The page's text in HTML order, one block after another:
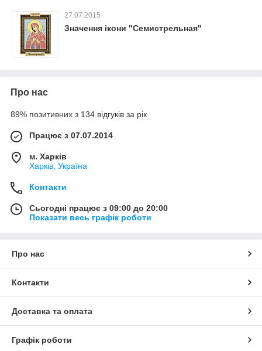
27.07.2015
Значення ікони "Семистрельная"
Про нас
89% позитивних з 134 відгуків за рік
Працює з 07.07.2014
м. Харків
Харків, Україна
Контакти
Сьогодні працює з 09:00 до 20:00
Показати весь графік роботи
Про нас
Контакти
Доставка та оплата
Графік роботи